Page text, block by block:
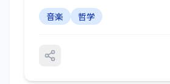
音楽 哲学